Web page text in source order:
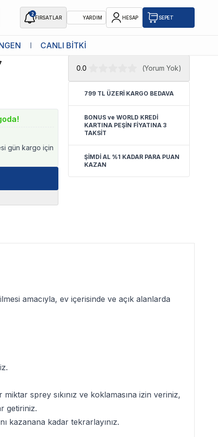
2
FIRSATLAR YARDIM HESAP SEPET
CANLI BİTKİ
ml
gün kargo için
★ Atakan Petshop,
satıcısıdır.
0.0 (Yorum Yok)
799 TL ÜZERİ KARGO BEDAVA
BONUS ve WORLD KREDİ
KARTINA PEŞİN FİYATINA 3
TAKSİT
ŞİMDİ AL %1 KADAR PARA PUAN
KAZAN
amacıyla, ev içerisinde ve açık alanlarda
sprey sıkınız ve koklamasına izin veriniz,
getiriniz.
kazanana kadar tekrarlayınız.